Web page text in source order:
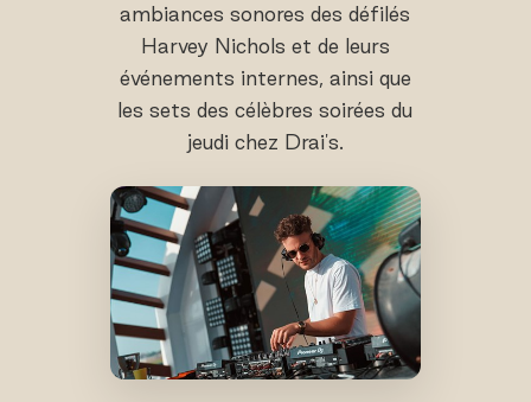
ambiances sonores des défilés
Harvey Nichols et de leurs
événements internes, ainsi que
les sets des célèbres soirées du
jeudi chez Drai's.